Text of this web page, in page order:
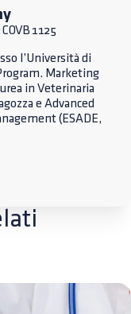
1125
l’Università di
Marketing
in Veterinaria
e Advanced
(ESADE,